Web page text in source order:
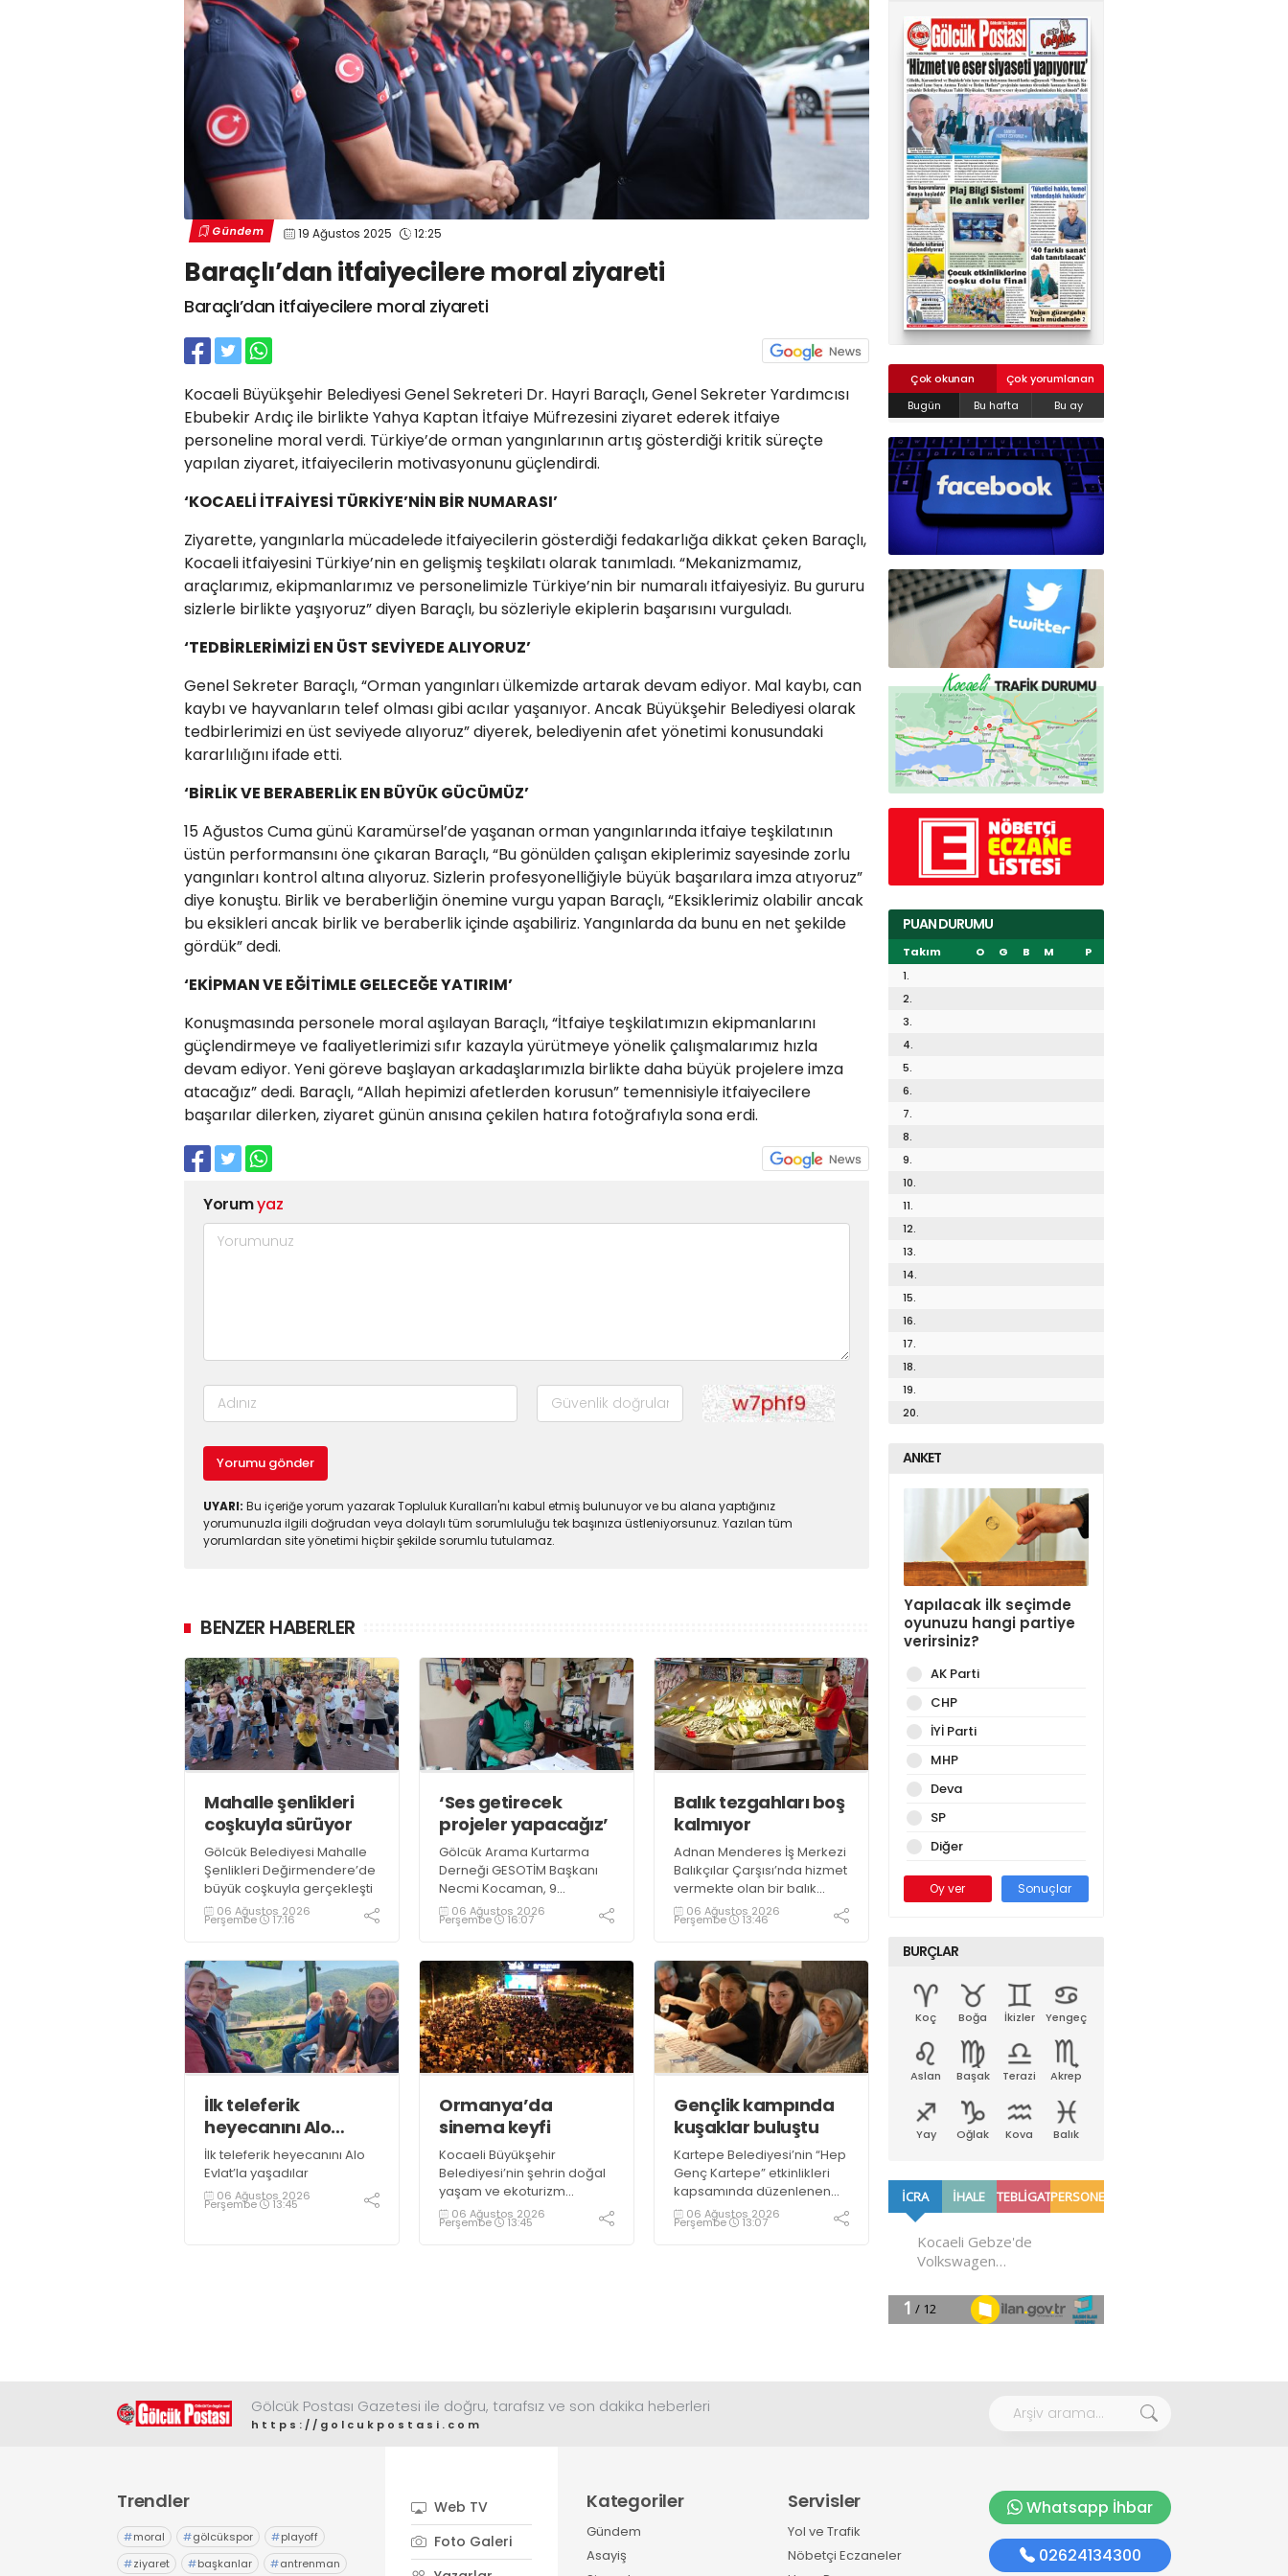
Gündem 19 Ağustos 2025 12:25
Baraçlı’dan itfaiyecilere moral ziyareti
Baraçlı’dan itfaiyecilere moral ziyareti
Kocaeli Büyükşehir Belediyesi Genel Sekreteri Dr. Hayri Baraçlı, Genel Sekreter Yardımcısı
Ebubekir Ardıç ile birlikte Yahya Kaptan İtfaiye Müfrezesini ziyaret ederek itfaiye
personeline moral verdi. Türkiye’de orman yangınlarının artış gösterdiği kritik süreçte
yapılan ziyaret, itfaiyecilerin motivasyonunu güçlendirdi.
‘KOCAELİ İTFAİYESİ TÜRKİYE’NİN BİR NUMARASI’
Ziyarette, yangınlarla mücadelede itfaiyecilerin gösterdiği fedakarlığa dikkat çeken Baraçlı,
Kocaeli itfaiyesini Türkiye’nin en gelişmiş teşkilatı olarak tanımladı. “Mekanizmamız,
araçlarımız, ekipmanlarımız ve personelimizle Türkiye’nin bir numaralı itfaiyesiyiz. Bu gururu
sizlerle birlikte yaşıyoruz” diyen Baraçlı, bu sözleriyle ekiplerin başarısını vurguladı.
‘TEDBİRLERİMİZİ EN ÜST SEVİYEDE ALIYORUZ’
Genel Sekreter Baraçlı, “Orman yangınları ülkemizde artarak devam ediyor. Mal kaybı, can
kaybı ve hayvanların telef olması gibi acılar yaşanıyor. Ancak Büyükşehir Belediyesi olarak
tedbirlerimizi en üst seviyede alıyoruz” diyerek, belediyenin afet yönetimi konusundaki
kararlılığını ifade etti.
‘BİRLİK VE BERABERLİK EN BÜYÜK GÜCÜMÜZ’
15 Ağustos Cuma günü Karamürsel’de yaşanan orman yangınlarında itfaiye teşkilatının
üstün performansını öne çıkaran Baraçlı, “Bu gönülden çalışan ekiplerimiz sayesinde zorlu
yangınları kontrol altına alıyoruz. Sizlerin profesyonelliğiyle büyük başarılara imza atıyoruz”
diye konuştu. Birlik ve beraberliğin önemine vurgu yapan Baraçlı, “Eksiklerimiz olabilir ancak
bu eksikleri ancak birlik ve beraberlik içinde aşabiliriz. Yangınlarda da bunu en net şekilde
gördük” dedi.
‘EKİPMAN VE EĞİTİMLE GELECEĞE YATIRIM’
Konuşmasında personele moral aşılayan Baraçlı, “İtfaiye teşkilatımızın ekipmanlarını
güçlendirmeye ve faaliyetlerimizi sıfır kazayla yürütmeye yönelik çalışmalarımız hızla
devam ediyor. Yeni göreve başlayan arkadaşlarımızla birlikte daha büyük projelere imza
atacağız” dedi. Baraçlı, “Allah hepimizi afetlerden korusun” temennisiyle itfaiyecilere
başarılar dilerken, ziyaret günün anısına çekilen hatıra fotoğrafıyla sona erdi.
Yorumyaz
Yorumu gönder
UYARI: Bu içeriğe yorum yazarak Topluluk Kuralları'nı kabul etmiş bulunuyor ve bu alana yaptığınız
yorumunuzla ilgili doğrudan veya dolaylı tüm sorumluluğu tek başınıza üstleniyorsunuz. Yazılan tüm
yorumlardan site yönetimi hiçbir şekilde sorumlu tutulamaz.
BENZER HABERLER
Mahalle şenlikleri
coşkuyla sürüyor
Gölcük Belediyesi Mahalle
Şenlikleri Değirmendere’de
büyük coşkuyla gerçekleşti
06 Ağustos 2026
Perşembe 17:16
‘Ses getirecek
projeler yapacağız’
Gölcük Arama Kurtarma
Derneği GESOTİM Başkanı
Necmi Kocaman, 9
Ağustos’ta gerçekleşecek
sınavın ardından 4. Akredite
tamamlayacaklarını ifade
ederek açıklamalarda
bulundu. Kocaman,
“Gölcük’te ve Kocaeli
genelinde ses getirecek
projelerimizi tek tek hayata
geçireceğiz” dedi
06 Ağustos 2026
Perşembe 16:07
Balık tezgahları boş
kalmıyor
Adnan Menderes İş Merkezi
Balıkçılar Çarşısı’nda hizmet
vermekte olan bir balık
restoranının işletme
sahiplerinden Emrah
tezgahlarda taze balık
bulunduğunu ifade ederek
“Yıl boyunca tezgahlarda
taze balık bulmak mümkün
oluyor” dedi
06 Ağustos 2026
Perşembe 13:46
İlk teleferik
heyecanını Alo
Evlat’la yaşadılar
İlk teleferik heyecanını Alo
Evlat’la yaşadılar
06 Ağustos 2026
Perşembe 13:45
Ormanya’da
sinema keyfi
Kocaeli Büyükşehir
Belediyesi’nin şehrin doğal
yaşam ve ekoturizm
merkezi Ormanya’da
düzenlediği “Gece
06 Ağustos 2026
Perşembe 13:45
Gençlik kampında
kuşaklar buluştu
Kartepe Belediyesi’nin “Hep
Genç Kartepe” etkinlikleri
kapsamında düzenlenen
Gençlik ve Gelişim Kampı’na
katılan gençler, Kocaeli
06 Ağustos 2026
Perşembe 13:07
Çok okunan
Çok yorumlanan
Bugün
Bu hafta Bu ay
PUAN DURUMU
Takım O G B M
P
1.
2.
3.
4.
5.
6.
7.
8.
9.
10.
11.
12.
13.
14.
15.
16.
17.
18.
19.
20.
ANKET
Yapılacak ilk seçimde
oyunuzu hangi partiye
verirsiniz?
AK Parti
CHP
İYİ Parti
MHP
Deva
SP
Diğer
Oy ver Sonuçlar
BURÇLAR
Koç Boğa İkizler Yengeç
Aslan Başak Terazi Akrep
Yay Oğlak Kova Balık
Gölcük Postası Gazetesi ile doğru, tarafsız ve son dakika heberleri
https://golcukpostasi.com
Trendler
#moral #gölcükspor #playoff
#ziyaret #başkanlar #antrenman
Web TV
Foto Galeri
Kategoriler
Gündem
Asayiş
Servisler
Yol ve Trafik
Nöbetçi Eczaneler
Whatsapp İhbar
02624134300
02624132333
haber@golcukpostasi.com